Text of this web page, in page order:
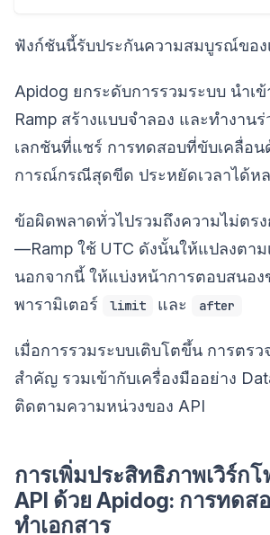
ฟังก์ชันนี้รับประกันความสมบูรณ์ของ
Apidog ยกระดับการรวมระบบ นำเ
Ramp สร้างแบบจำลอง และทำงาน
เลกชันที่แชร์ การทดสอบที่ขับเคลื่อ
การณ์กรณีสุดขีด ประหยัดเวลาได้ห
ข้อผิดพลาดทั่วไปรวมถึงความไม่ตรง
—Ramp ใช้ UTC ดังนั้นให้แปลงตาม
นอกจากนี้ ให้แบ่งหน้าการตอบสนอ
พารามิเตอร์
limit และ after
เมื่อการรวมระบบเติบโตขึ้น การตรว
สำคัญ รวมเข้ากับเครื่องมืออย่าง
ติดตามความหน่วงของ API
การเพิ่มประสิทธิภาพเวิร์กโ
API ด้วย Apidog: การทดส
ทำเอกสาร